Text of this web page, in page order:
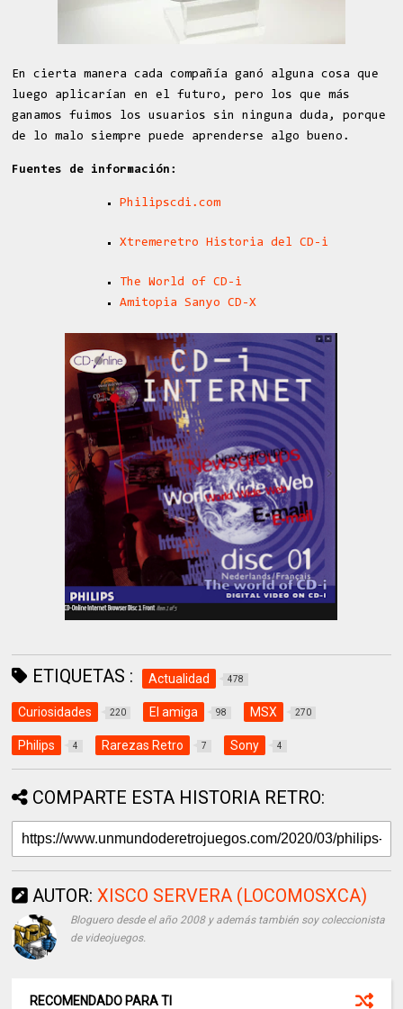
En cierta manera cada compañía ganó alguna cosa que
luego aplicarían en el futuro, pero los que más
ganamos fuimos los usuarios sin ninguna duda, porque
de lo malo siempre puede aprenderse algo bueno.
Fuentes de información:
Philipscdi.com
Xtremeretro Historia del CD-i
The World of CD-i
Amitopia Sanyo CD-X
ETIQUETAS : Actualidad 478
Curiosidades 220 El amiga 98 MSX 270
Philips 4 Rarezas Retro 7 Sony 4
COMPARTE ESTA HISTORIA RETRO:
AUTOR: XISCO SERVERA (LOCOMOSXCA)
Bloguero desde el año 2008 y además también soy coleccionista
de videojuegos.
RECOMENDADO PARA TI